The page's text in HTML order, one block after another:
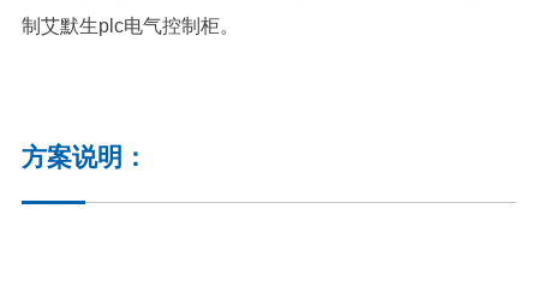
制艾默生plc电气控制柜。
方案说明：